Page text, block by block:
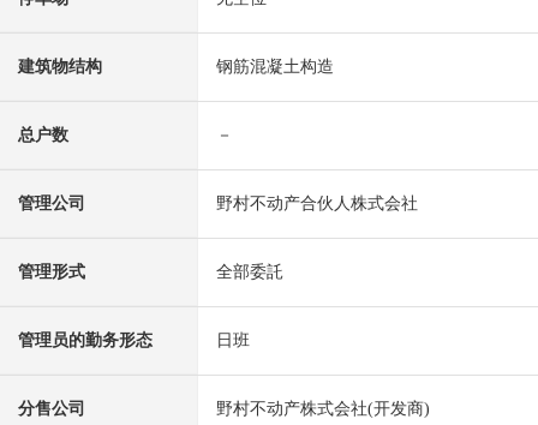
建筑物结构 钢筋混凝土构造
总户数 －
管理公司 野村不动产合伙人株式会社
管理形式 全部委託
管理员的勤务形态 日班
分售公司 野村不动产株式会社(开发商)